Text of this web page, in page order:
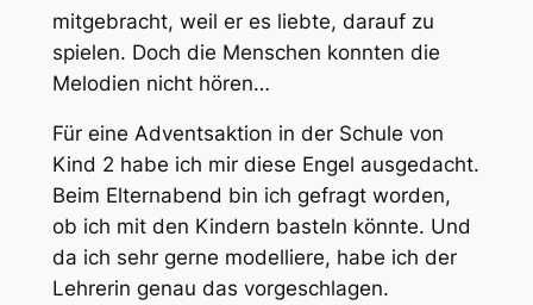
mitgebracht, weil er es liebte, darauf zu
spielen. Doch die Menschen konnten die
Melodien nicht hören…
Für eine Adventsaktion in der Schule von
Kind 2 habe ich mir diese Engel ausgedacht.
Beim Elternabend bin ich gefragt worden,
ob ich mit den Kindern basteln könnte. Und
da ich sehr gerne modelliere, habe ich der
Lehrerin genau das vorgeschlagen.